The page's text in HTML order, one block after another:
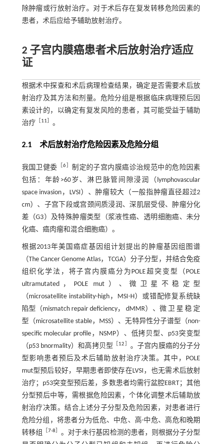
除肿瘤或行放射治疗。对于术后存在复发转移危险因素的
患者，术后应给予辅助放射治疗。
2 子宫内膜癌患者术后放射治疗适应
证
根据术中探查和术后病理检查结果，确定是否需要术后放
射治疗及其方法和剂量。危险分组是根据临床病理预后因
素设计的，以确定有复发风险的患者，其可能受益于辅助
治疗［ 11 。
2.1 术后放射治疗危险因素及危险分组
我国卫健委 ［6 ］制定的子宫内膜癌诊治规范中的危险因素
包括：年龄>60岁、淋巴脉管间隙浸润（lymphovascular
space invasion，LVSI）、肿瘤较大（一般指肿瘤直径超过2
cm）、子宫下段或宫颈间质浸润、深肌层受侵、肿瘤分化
差（G3）及特殊肿瘤类型（浆液性癌、透明细胞癌、未分
化癌、癌肉瘤和混合细胞癌）。
根据2013年美国癌症基因组计划提出的肿瘤基因组图谱
（The Cancer Genome Atlas，TCGA）分子分型，并结合免疫
组织化学法，将子宫内膜癌分为POLE超突变型（POLE
ultramutated，POLE mut）、微卫星不稳定型
（microsatellite instability-high，MSI-H）或错配修复系统缺
陷型（mismatch repair deficiency， dMMR）、微 卫 星 稳 定
型（microsatellite stable，MSS）、无特异性分子谱型（non-
specific molecular profile，NSMP）、低拷贝型、p53突变型
（p53 bnormality）和高拷贝型
12
。子宫内膜癌的分子分
型影响患者预后及术后辅助放射治疗决策。其中，POLE
mut型预后较好，早期患者即使存在LVSI，也无需术后放射
治疗；p53突变型预后差，多数患者均需行盆腔EBRT；其他
分型预后中等，需根据危险因素，个体化调整术后辅助放
射治疗决策。结合上述分子分型及危险因素，对患者进行
危险分组，将患者分为低危、中危、高-中危、高危和晚期
转移组
7-8
。对于未行基因检测的患者，则根据分子分型